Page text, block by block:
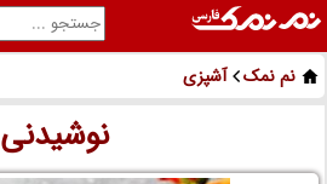
نم نمک آشپزی
نوشیدنی